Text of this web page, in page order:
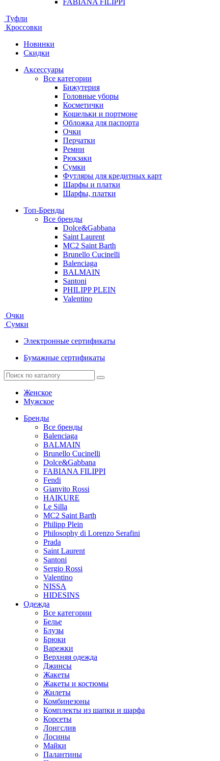
FABIANA FILIPPI
Туфли
Кроссовки
Новинки
Скидки
Аксессуары
Все категории
Бижутерия
Головные уборы
Косметички
Кошельки и портмоне
Обложка для паспорта
Очки
Перчатки
Ремни
Рюкзаки
Сумки
Футляры для кредитных карт
Шарфы и платки
Шарфы, платки
Топ-Бренды
Все бренды
Dolce&Gabbana
Saint Laurent
MC2 Saint Barth
Brunello Cucinelli
Balenciaga
BALMAIN
Santoni
PHILIPP PLEIN
Valentino
Очки
Сумки
Электронные сертификаты
Бумажные сертификаты
Женское
Мужское
Бренды
Все бренды
Balenciaga
BALMAIN
Brunello Cucinelli
Dolce&Gabbana
FABIANA FILIPPI
Fendi
Gianvito Rossi
HAIKURE
Le Silla
MC2 Saint Barth
Philipp Plein
Philosophy di Lorenzo Serafini
Prada
Saint Laurent
Santoni
Sergio Rossi
Valentino
NISSA
HIDESINS
Одежда
Все категории
Белье
Блузы
Брюки
Варежки
Верхняя одежда
Джинсы
Жакеты
Жакеты и костюмы
Жилеты
Комбинезоны
Комплекты из шапки и шарфа
Корсеты
Лонгслив
Лосины
Майки
Палантины